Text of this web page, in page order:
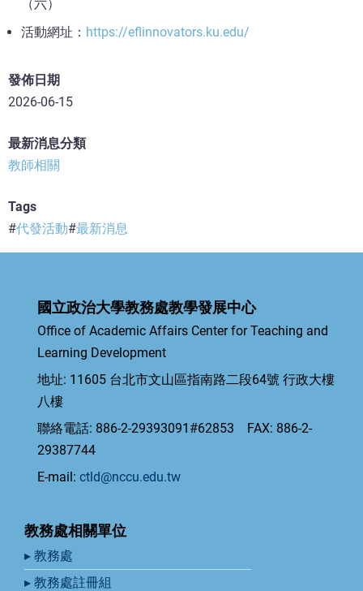
（六）
活動網址： https://eflinnovators.ku.edu/
發佈日期
2026-06-15
最新消息分類
教師相關
Tags
代發活動 最新消息
國立政治大學教務處教學發展中心
Office of Academic Affairs Center for Teaching and
Learning Development
地址: 11605 台北市文山區指南路二段64號 行政大樓
八樓
聯絡電話: 886-2-29393091#62853 FAX: 886-2-
29387744
E-mail: ctld@nccu.edu.tw
教務處相關單位
▸ 教務處
▸ 教務處註冊組